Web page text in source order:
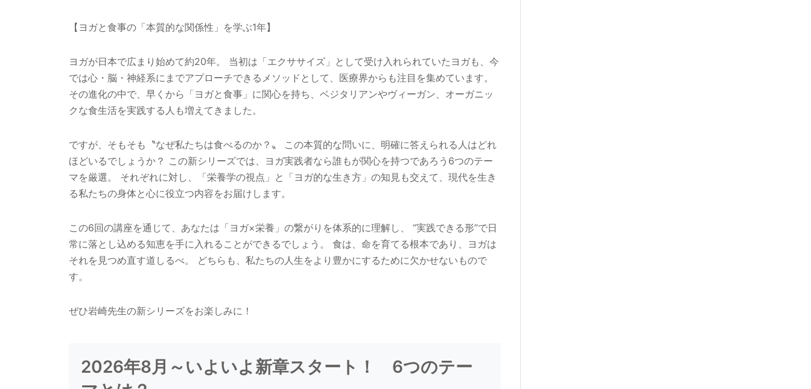
【ヨガと食事の「本質的な関係性」を学ぶ1年】
ヨガが日本で広まり始めて約20年。 当初は「エクササイズ」として受け入れられていたヨガも、今
では心・脳・神経系にまでアプローチできるメソッドとして、医療界からも注目を集めています。
その進化の中で、早くから「ヨガと食事」に関心を持ち、ベジタリアンやヴィーガン、オーガニッ
クな食生活を実践する人も増えてきました。
ですが、そもそも〝なぜ私たちは食べるのか？〟 この本質的な問いに、明確に答えられる人はどれ
ほどいるでしょうか？ この新シリーズでは、ヨガ実践者なら誰もが関心を持つであろう6つのテー
マを厳選。 それぞれに対し、「栄養学の視点」と「ヨガ的な生き方」の知見も交えて、現代を生き
る私たちの身体と心に役立つ内容をお届けします。
この6回の講座を通じて、あなたは「ヨガ×栄養」の繋がりを体系的に理解し、 “実践できる形”で日
常に落とし込める知恵を手に入れることができるでしょう。 食は、命を育てる根本であり、ヨガは
それを見つめ直す道しるべ。 どちらも、私たちの人生をより豊かにするために欠かせないもので
す。
ぜひ岩崎先生の新シリーズをお楽しみに！
2026年8月～いよいよ新章スタート！ 6つのテー